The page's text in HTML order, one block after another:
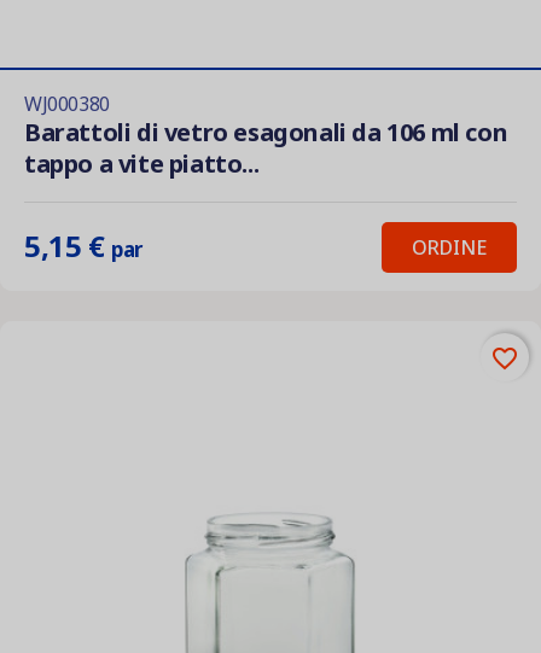
WJ000380
Barattoli di vetro esagonali da 106 ml con
tappo a vite piatto...
5,15 € par ORDINE
favorite_border